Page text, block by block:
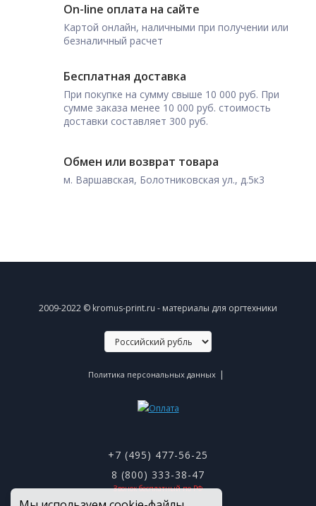
On-line оплата на сайте
Картой онлайн, наличными при получении или
безналичный расчет
Бесплатная доставка
При покупке на сумму свыше 10 000 руб. При
сумме заказа менее 10 000 руб. стоимость
доставки составляет 300 руб.
Обмен или возврат товара
м. Варшавская, Болотниковская ул., д.5к3
2009-2022 © kromus-print.ru - материалы для оргтехники
Политика персональных данных |
+7 (495) 477-56-25
8 (800) 333-38-47
Звонок бесплатный по РФ